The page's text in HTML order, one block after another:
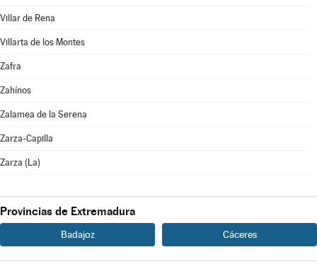
Villar de Rena
Villarta de los Montes
Zafra
Zahínos
Zalamea de la Serena
Zarza-Capilla
Zarza (La)
Provincias de Extremadura
Badajoz Cáceres